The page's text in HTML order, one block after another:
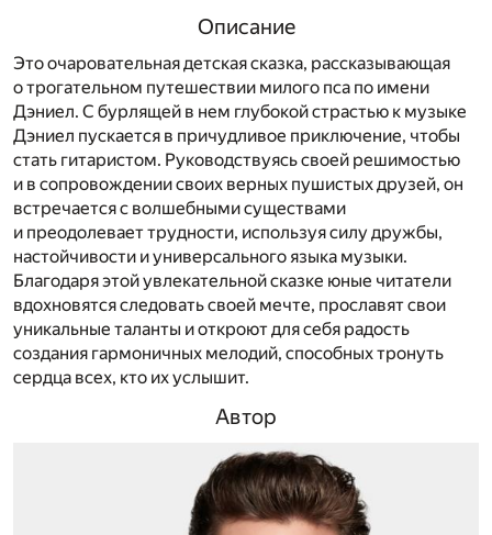
Описание
Это очаровательная детская сказка, рассказывающая
о трогательном путешествии милого пса по имени
Дэниел. С бурлящей в нем глубокой страстью к музыке
Дэниел пускается в причудливое приключение, чтобы
стать гитаристом. Руководствуясь своей решимостью
и в сопровождении своих верных пушистых друзей, он
встречается с волшебными существами
и преодолевает трудности, используя силу дружбы,
настойчивости и универсального языка музыки.
Благодаря этой увлекательной сказке юные читатели
вдохновятся следовать своей мечте, прославят свои
уникальные таланты и откроют для себя радость
создания гармоничных мелодий, способных тронуть
сердца всех, кто их услышит.
Автор